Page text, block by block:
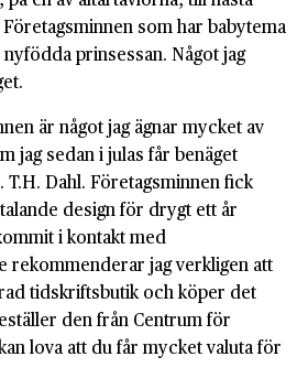
som har babytema
prinsessan. Något jag
är något jag ägnar mycket av
jag sedan i julas får benäget
Dahl. Företagsminnen fick
design för drygt ett år
i kontakt med
rekommenderar jag verkligen att
tidskriftsbutik och köper det
den från Centrum för
lova att du får mycket valuta för